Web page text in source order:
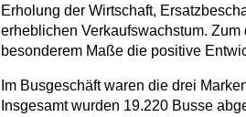
Erholung der Wirtschaft,
erheblichen Verkaufswachstum.
besonderem Maße die positive
Im Busgeschäft waren die drei
Insgesamt wurden 19.220 Busse